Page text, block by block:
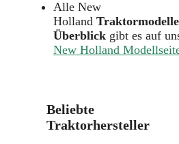
Alle New
Holland
Überblick gibt es auf
New Holland
Beliebte
Traktorhersteller